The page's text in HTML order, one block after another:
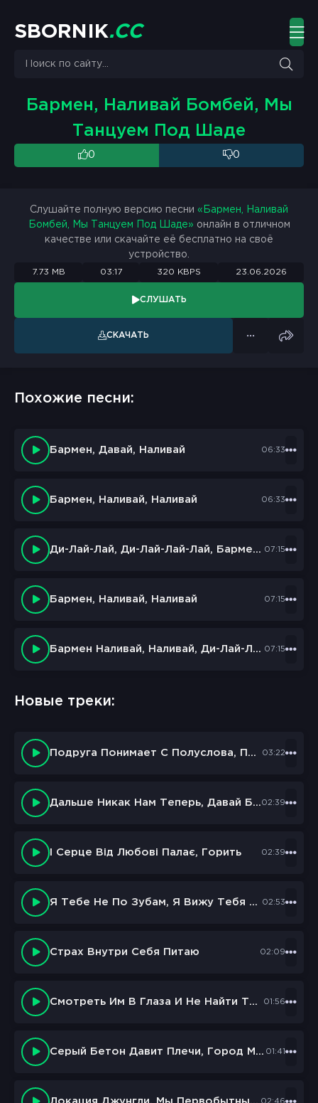
S BO R N K.CC
Бармен, Наливай Бомбей, Мы
Танцуем Под Шаде
0 0
Слушайте полную версию песни «Бармен, Наливай
Бомбей, Мы Танцуем Под Шаде» онлайн в отличном
качестве или скачайте её бесплатно на своё
устройство.
7.73 MB 03:17 320 KBPS 23.06.2026
СЛУШАТЬ
СКАЧАТЬ
Похожие песни:
Бармен, Давай, Наливай 06:33
Бармен, Наливай, Наливай 06:33
Ди-Лай-Лай, Ди-Лай-Лай-Лай, Бармен Наливай 07:15
Бармен, Наливай, Наливай 07:15
Бармен Наливай, Наливай, Ди-Лай-Лай 07:15
Новые треки:
Подруга Понимает С Полуслова, Полустрочки 03:22
Дальше Никак Нам Теперь, Давай Без Драмы Потерь 02:39
І Серце Від Любові Палає, Горить 02:39
Я Тебе Не По Зубам, Я Вижу Тебя Насквозь 02:53
Страх Внутри Себя Питаю 02:09
Смотреть Им В Глаза И Не Найти Там Честность 01:56
Серый Бетон Давит Плечи, Город Молчит 01:41
02:46